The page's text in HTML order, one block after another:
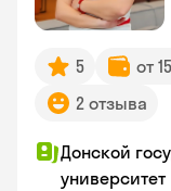
5 от
2 отзыва
Донской
университет